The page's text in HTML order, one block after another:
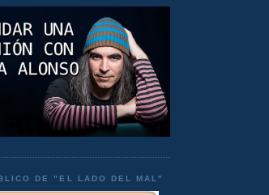
DE "EL LADO DEL MAL"